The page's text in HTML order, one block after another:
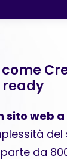
ready
sito web a
da